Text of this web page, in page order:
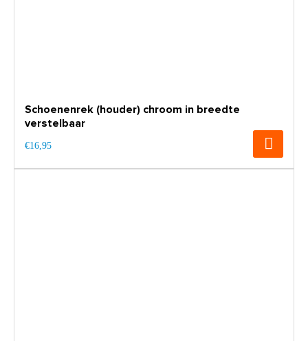
Schoenenrek (houder) chroom in breedte
verstelbaar
€16,95